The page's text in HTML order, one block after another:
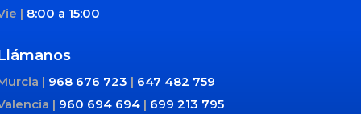
| 8:00 a 15:00
| 968 676 723 | 647 482 759
| 960 694 694 | 699 213 795